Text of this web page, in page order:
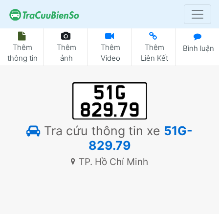
Thêm
thông tin
Thêm
ảnh
Thêm
Video
Thêm
Liên Kết
Bình luận
Tra cứu thông tin xe 51G-
829.79
TP. Hồ Chí Minh